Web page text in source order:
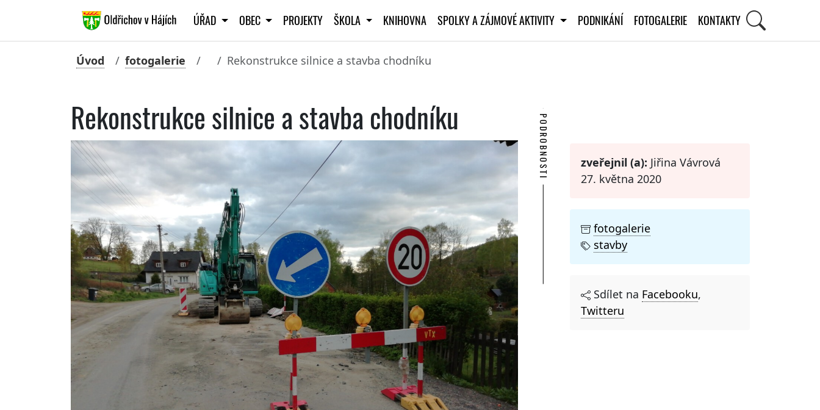
ÚŘAD OBEC PROJEKTY ŠKOLA KNIHOVNA SPOLKY A ZÁJMOVÉ AKTIVITY PODNIKÁNÍ FOTOGALERIE KONTAKTY
Úvod fotogalerie Rekonstrukce silnice a stavba chodníku
Rekonstrukce silnice a stavba chodníku PODROBNOSTI zveřejnil (a): Jiřina Vávrová
27. května 2020
fotogalerie
stavby
Sdílet na Facebooku,
Twitteru